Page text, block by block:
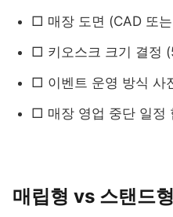
□ 매장 도면 (CAD 또
□ 키오스크 크기 결정
□ 이벤트 운영 방식 사
□ 매장 영업 중단 일정
매립형 vs 스탠드